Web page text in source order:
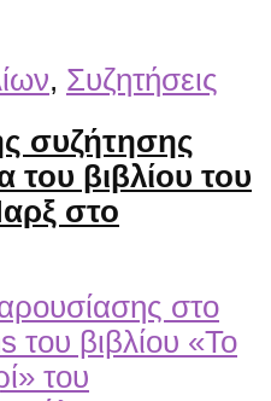
, Συζητήσεις
συζήτησης
του βιβλίου του
στο